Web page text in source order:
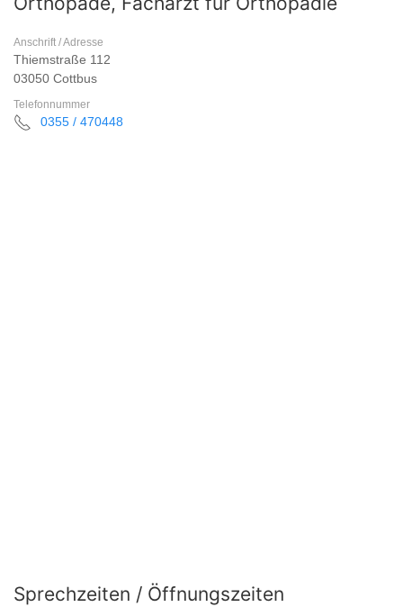
Anschrift / Adresse
Thiemstraße 112
03050 Cottbus
Telefonnummer
0355 / 470448
Sprechzeiten / Öffnungszeiten